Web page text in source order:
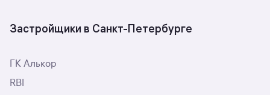
Застройщики в Санкт-Петербурге
ГК Алькор
RBI